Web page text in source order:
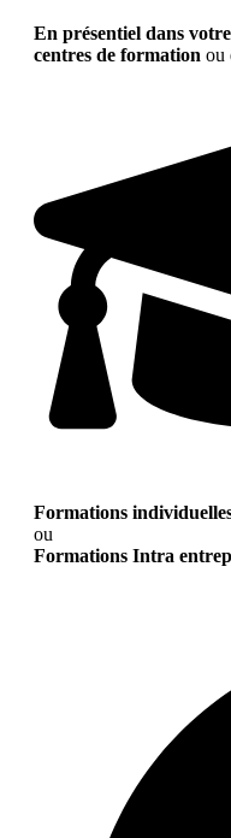
En présentiel dans
centres de formation ou
Formations
ou
Formations Intra